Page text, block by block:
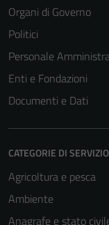
Organi di Governo
Politici
Personale
Enti e Fondazioni
Documenti e Dati
CATEGORIE DI SERVIZIO
Agricoltura e pesca
Ambiente
Anagrafe e stato